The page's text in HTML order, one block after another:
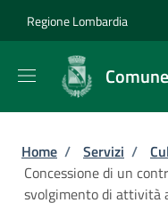
Regione Lombardia
Briciole di
Home / Servizi /
Concessione di un
svolgimento di attività